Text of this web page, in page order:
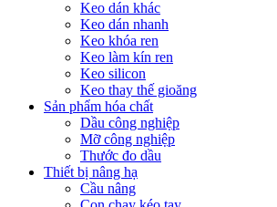
Keo dán khác
Keo dán nhanh
Keo khóa ren
Keo làm kín ren
Keo silicon
Keo thay thế gioăng
Sản phẩm hóa chất
Dầu công nghiệp
Mỡ công nghiệp
Thước đo dầu
Thiết bị nâng hạ
Cầu nâng